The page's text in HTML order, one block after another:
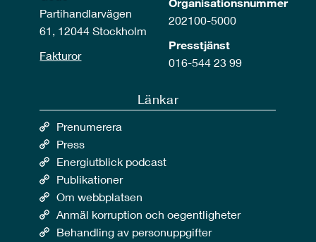
Partihandlarvägen
61, 12044 Stockholm
Fakturor
202100-5000
Presstjänst
016-544 23 99
Länkar
Prenumerera
Press
Energiutblick podcast
Publikationer
Om webbplatsen
Anmäl korruption och oegentligheter
Behandling av personuppgifter